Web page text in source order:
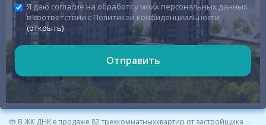
🤲 В ЖК ДНК в продаже 82 трехкомнатныхквартир от застройщика
Я даю согласие на обработку моих персональных данных
в соответствии с Политикой конфиденциальности
(открыть)
Отправить